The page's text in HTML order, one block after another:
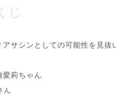
じ
サシンとしての可能性を見抜
愛莉ちゃん
ん